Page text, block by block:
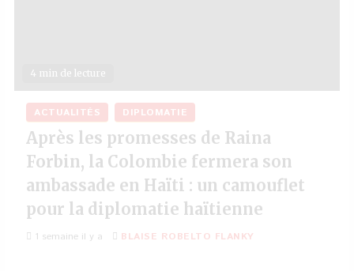
4 min de lecture
ACTUALITÉS DIPLOMATIE
Après les promesses de Raina
Forbin, la Colombie fermera son
ambassade en Haïti : un camouflet
pour la diplomatie haïtienne
1 semaine il y a BLAISE ROBELTO FLANKY